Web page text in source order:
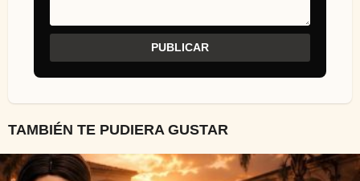
TAMBIÉN TE PUDIERA GUSTAR